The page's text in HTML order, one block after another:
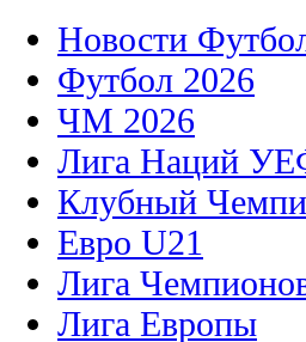
Новости
Футбол 2026
ЧМ 2026
Лига Наций
Клубный
Евро U21
Лига
Лига Европы